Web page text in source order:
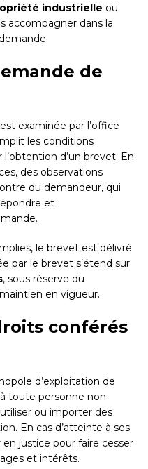
industrielle ou
accompagner dans la
de
examinée par l’office
les conditions
d’un brevet. En
des observations
du demandeur, qui
et
le brevet est délivré
par le brevet s’étend sur
, sous réserve du
en vigueur.
conférés
d’exploitation de
toute personne non
ou importer des
En cas d’atteinte à ses
justice pour faire cesser
et intérêts.